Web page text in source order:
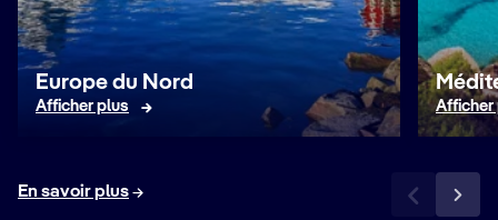
Europe du Nord
Afficher plus Afficher
En savoir plus